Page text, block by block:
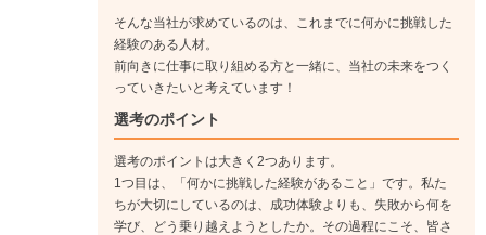
そんな当社が求めているのは、これまでに何かに挑戦した
経験のある人材。
前向きに仕事に取り組める方と一緒に、当社の未来をつく
っていきたいと考えています！
選考のポイント
選考のポイントは大きく2つあります。
1つ目は、「何かに挑戦した経験があること」です。私た
ちが大切にしているのは、成功体験よりも、失敗から何を
学び、どう乗り越えようとしたか。その過程にこそ、皆さ